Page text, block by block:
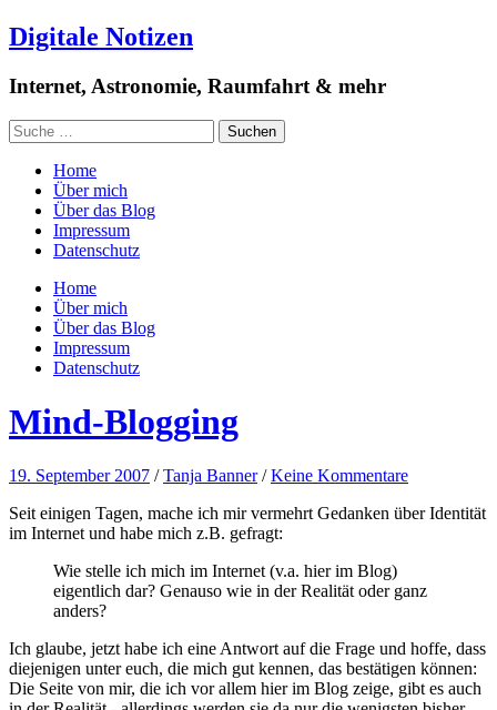
Digitale Notizen
Internet, Astronomie, Raumfahrt & mehr
Home
Über mich
Über das Blog
Impressum
Datenschutz
Home
Über mich
Über das Blog
Impressum
Datenschutz
Mind-Blogging
19. September 2007 /Tanja Banner /Keine Kommentare
Seit einigen Tagen, mache ich mir vermehrt Gedanken über Identität
im Internet und habe mich z.B. gefragt:
Wie stelle ich mich im Internet (v.a. hier im Blog)
eigentlich dar? Genauso wie in der Realität oder ganz
anders?
Ich glaube, jetzt habe ich eine Antwort auf die Frage und hoffe, dass
diejenigen unter euch, die mich gut kennen, das bestätigen können:
Die Seite von mir, die ich vor allem hier im Blog zeige, gibt es auch